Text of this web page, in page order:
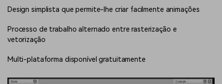
Design simplista que permite-lhe criar facilmente animações
Processo de trabalho alternado entre rasterização e
vetorização
Multi-plataforma disponível gratuitamente